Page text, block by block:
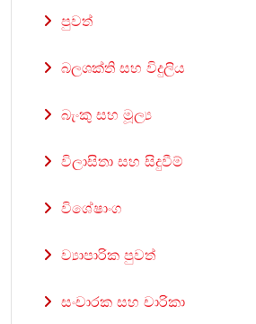
පුවත්
බලශක්ති සහ විදුලිය
බැංකු සහ මූල්‍ය
විලාසිතා සහ සිදුවීම්
විශේෂාංග
ව්‍යාපාරික පුවත්
සංචාරක සහ චාරිකා